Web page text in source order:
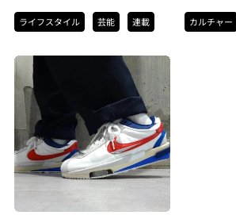
ライフスタイル 芸能 連載 カルチャー